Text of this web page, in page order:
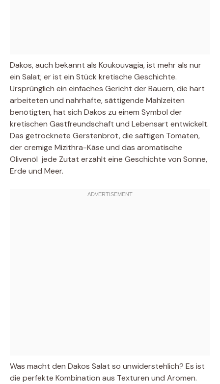
Dakos, auch bekannt als Koukouvagia, ist mehr als nur
ein Salat; er ist ein Stück kretische Geschichte.
Ursprünglich ein einfaches Gericht der Bauern, die hart
arbeiteten und nahrhafte, sättigende Mahlzeiten
benötigten, hat sich Dakos zu einem Symbol der
kretischen Gastfreundschaft und Lebensart entwickelt.
Das getrocknete Gerstenbrot, die saftigen Tomaten,
der cremige Mizithra-Käse und das aromatische
Olivenöl  jede Zutat erzählt eine Geschichte von Sonne,
Erde und Meer.
Was macht den Dakos Salat so unwiderstehlich? Es ist
die perfekte Kombination aus Texturen und Aromen.